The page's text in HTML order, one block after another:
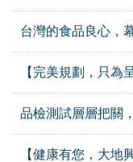
台灣的食品良心，
【完美規劃，只為
品檢測試層層把關
【健康有您，大地